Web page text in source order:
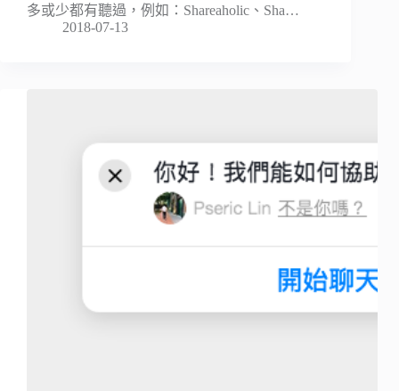
多或少都有聽過，例如：Shareaholic、Sha…
2018-07-13